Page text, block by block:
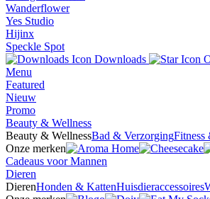
Wanderflower
Yes Studio
Hijinx
Speckle Spot
Downloads
Menu
Featured
Nieuw
Promo
Beauty & Wellness
Beauty & WellnessBad & VerzorgingFitness
Onze merken
Cadeaus voor Mannen
Dieren
DierenHonden & KattenHuisdieraccessoires